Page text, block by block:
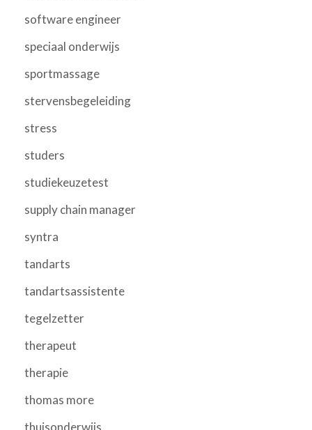
software engineer
speciaal onderwijs
sportmassage
stervensbegeleiding
stress
studers
studiekeuzetest
supply chain manager
syntra
tandarts
tandartsassistente
tegelzetter
therapeut
therapie
thomas more
thuisonderwijs